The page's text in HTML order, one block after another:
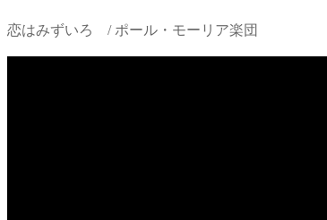
恋はみずいろ / ポール・モーリア楽団